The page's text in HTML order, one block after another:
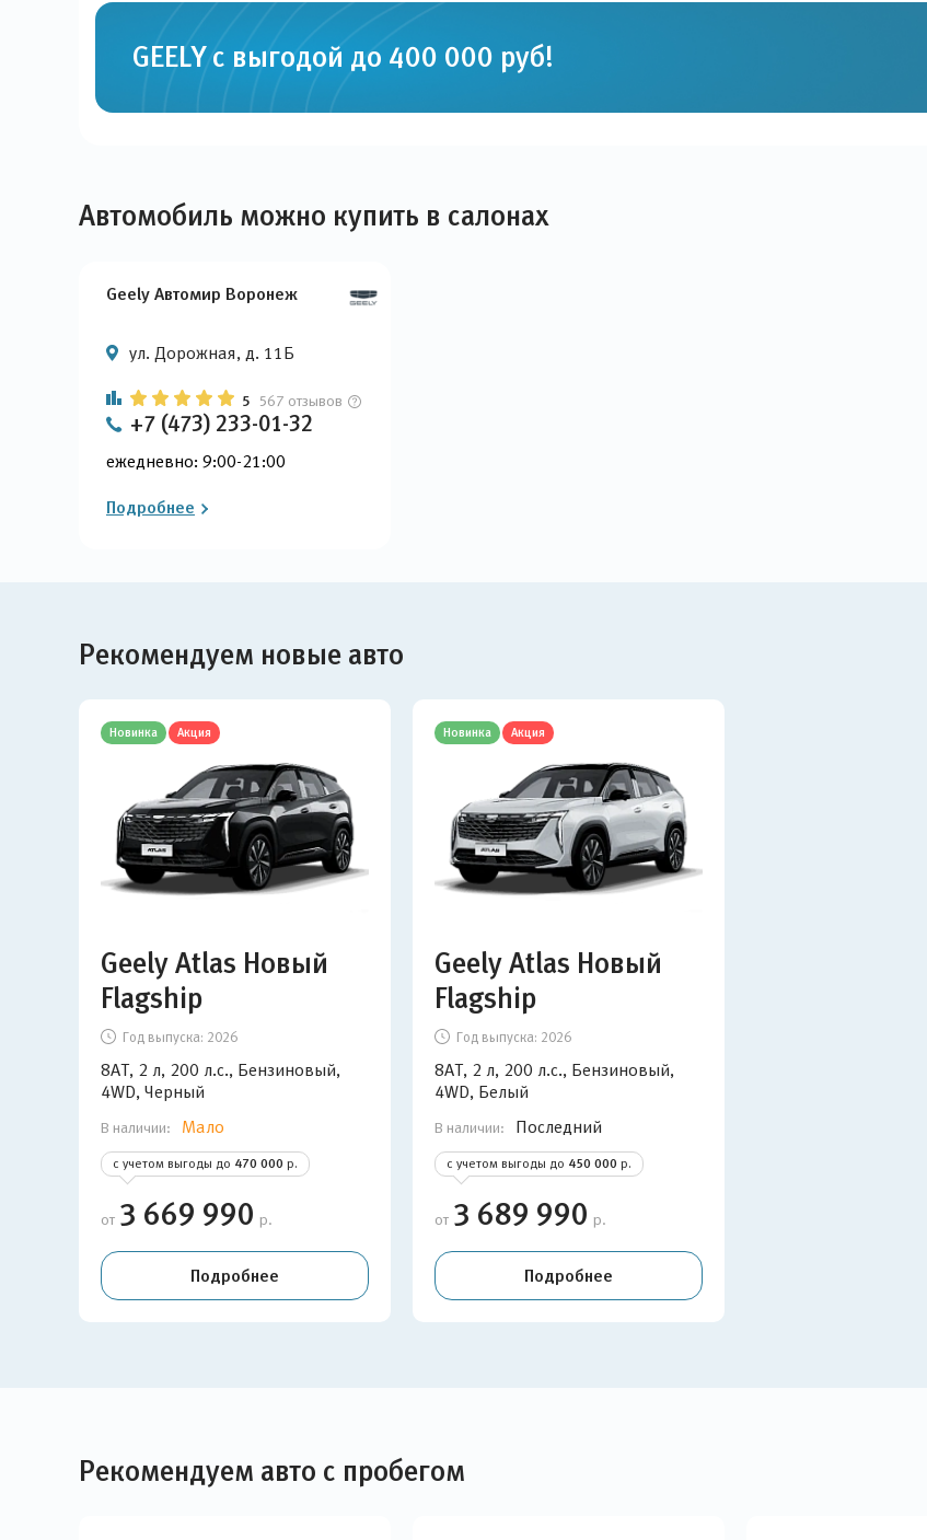
GEELY с выгодой до 400 000 руб!
Автомобиль можно купить в салонах
Geely Автомир Воронеж
ул. Дорожная, д. 11Б
5 567 отзывов
+7 (473) 233-01-32
ежедневно: 9:00-21:00
Подробнее
Рекомендуем новые авто
Новинка Акция
Geely Atlas Новый
Flagship
Год выпуска: 2026
8AT, 2 л, 200 л.с., Бензиновый,
4WD, Черный
В наличии: Мало
с учетом выгоды до 470 000 р.
от 3 669 990 р.
Подробнее
Новинка Акция
Geely Atlas Новый
Flagship
Год выпуска: 2026
8AT, 2 л, 200 л.с., Бензиновый,
4WD, Белый
В наличии: Последний
с учетом выгоды до 450 000 р.
от 3 689 990 р.
Подробнее
Рекомендуем авто с пробегом